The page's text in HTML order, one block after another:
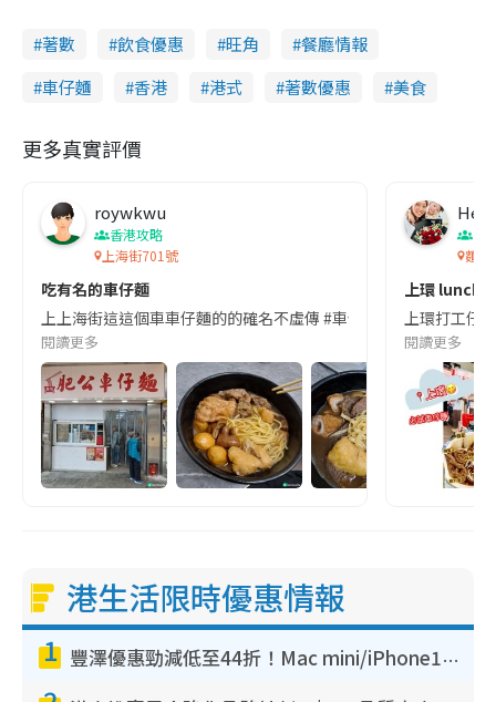
著數 飲食優惠 旺角
餐廳情報
車仔麵
香港 港式 著數優惠 美食
更多真實評價
roywkwu
香港攻略
上海街701號
吃有名的車仔麵
上上海街這這個車車仔麵的的確名不虛傳 #車仔麵關注組
閱讀更多
麵尊
上環 lunch
上環打工仔
閱讀更多
港生活限時優惠情報
1 豐澤優惠勁減低至44折！Mac mini/iPhone17Pro大減價！廚房家電$220起